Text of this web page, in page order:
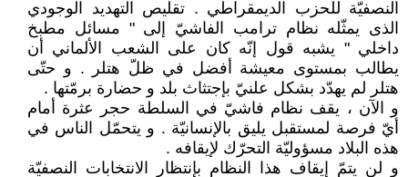
النصفيّة للحزب الديمقراطي . تقليص التهديد الوجودي
الذى يمثّله نظام ترامب الفاشيّ إلى " مسائل مطبخ
داخلي " يشبه قول إنّه كان على الشعب الألماني أن
يطالب بمستوى معيشة أفضل في ظلّ هتلر . و حتّى
هتلر لم يهدّد بشكل علنيّ بإجتثاث بلد و حضارة برمّتها .
و الآن ، يقف نظام فاشيّ في السلطة حجر عثرة أمام
أيّ فرصة لمستقبل يليق بالإنسانيّة . و يتحمّل الناس في
هذه البلاد مسؤوليّة التحرّك لإيقافه .
و لن يتمّ إيقاف هذا النظام بإنتظار الانتخابات النصفيّة